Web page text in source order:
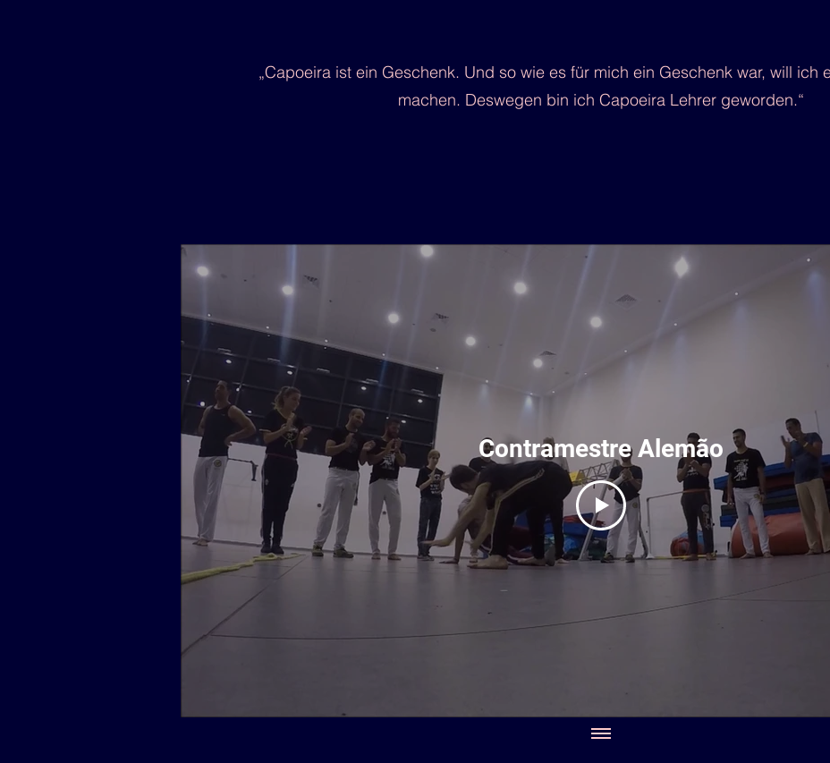
Contramestre Alemão
„Capoeira ist ein Geschenk. Und so wie es für mich ein Geschenk war, will ich
machen. Deswegen bin ich Capoeira Lehrer geworden.“